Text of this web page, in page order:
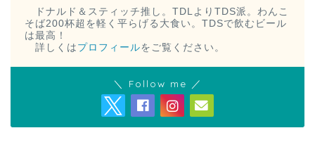
ドナルド＆スティッチ推し。TDLよりTDS派。わんこ
そば200杯超を軽く平らげる大食い。TDSで飲むビール
は最高！
詳しくは プロフィールをご覧ください。
＼ Follow me ／